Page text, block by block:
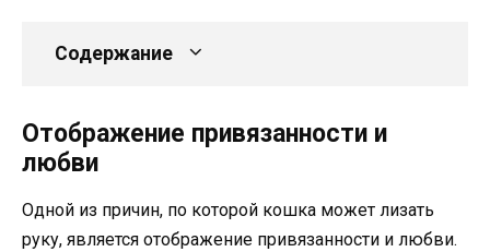
Содержание
Отображение привязанности и
любви
Одной из причин, по которой кошка может лизать
руку, является отображение привязанности и любви.